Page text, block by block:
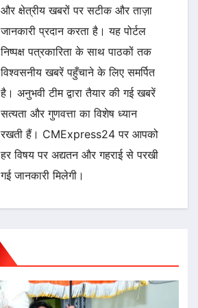
और क्षेत्रीय खबरों पर सटीक और ताज़ा
जानकारी प्रदान करता है। यह पोर्टल
निष्पक्ष पत्रकारिता के साथ पाठकों तक
विश्वसनीय खबरें पहुँचाने के लिए समर्पित
है। अनुभवी टीम द्वारा तैयार की गई खबरें
सत्यता और गुणवत्ता का विशेष ध्यान
रखती हैं। CMExpress24 पर आपको
हर विषय पर अद्यतन और गहराई से परखी
गई जानकारी मिलेगी।